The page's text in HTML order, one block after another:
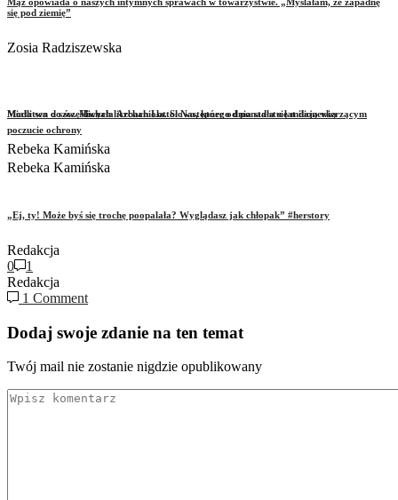
Modlitwa do św. Michała Archanioła. Słowa, które od ponad stu lat dają wierzącym
poczucie ochrony
Rebeka Kamińska
się pod ziemię”
Zosia Radziszewska
Miała sen o szczęśliwych liczbach Lotto. Następnego dnia stała się milionerką
Rebeka Kamińska
„Ej, ty! Może byś się trochę poopalała? Wyglądasz jak chłopak” #herstory
Redakcja
0
1
Redakcja
1 Comment
Dodaj swoje zdanie na ten temat
Twój mail nie zostanie nigdzie opublikowany